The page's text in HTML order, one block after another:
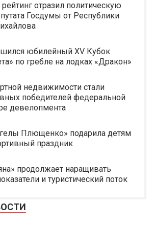
отразил политическую
Госдумы от Республики
юбилейный XV Кубок
по гребле на лодках «Дракон»
недвижимости стали
победителей федеральной
девелопмента
Плющенко» подарила детям
праздник
продолжает наращивать
и туристический поток